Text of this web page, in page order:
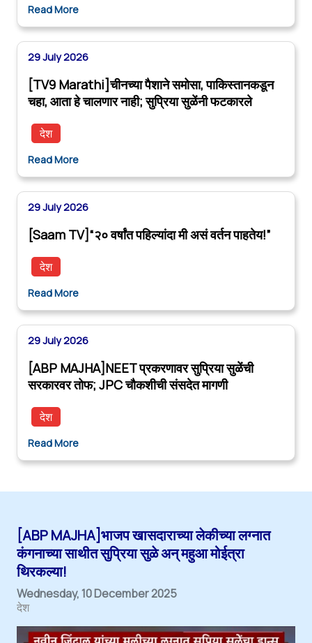
Read More
29 July 2026
[TV9 Marathi]चीनच्या पैशाने समोसा, पाकिस्तानकडून
चहा, आता हे चालणार नाही; सुप्रिया सुळेंनी फटकारले
देश
Read More
29 July 2026
[Saam TV]“२० वर्षांत पहिल्यांदा मी असं वर्तन पाहतेय!”
देश
Read More
29 July 2026
[ABP MAJHA]NEET प्रकरणावर सुप्रिया सुळेंची
सरकारवर तोफ; JPC चौकशीची संसदेत मागणी
देश
Read More
[ABP MAJHA]भाजप खासदाराच्या लेकीच्या लग्नात
कंगनाच्या साथीत सुप्रिया सुळे अन् महुआ मोईत्रा
थिरकल्या!
Wednesday, 10 December 2025
देश